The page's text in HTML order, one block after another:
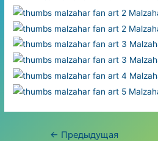
Навигация
← Предыдущая